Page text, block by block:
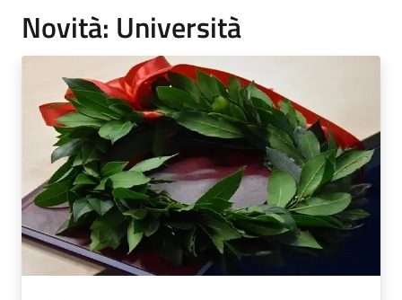
Novità: Università